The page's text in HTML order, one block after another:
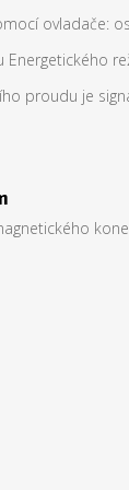
ovladače:
proudu je